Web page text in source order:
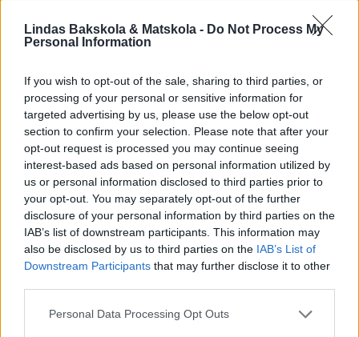
Lindas Bakskola & Matskola - Do Not Process My
Personal Information
If you wish to opt-out of the sale, sharing to third parties, or
processing of your personal or sensitive information for
targeted advertising by us, please use the below opt-out
section to confirm your selection. Please note that after your
opt-out request is processed you may continue seeing
interest-based ads based on personal information utilized by
us or personal information disclosed to third parties prior to
your opt-out. You may separately opt-out of the further
disclosure of your personal information by third parties on the
IAB’s list of downstream participants. This information may
also be disclosed by us to third parties on the IAB’s List of
Downstream Participants that may further disclose it to other
Personal Data Processing Opt Outs
RABARBERKAKA RECEPT
Saftig och ljuvligt god rabarberkaka med lite segmjuka
kanter.
15